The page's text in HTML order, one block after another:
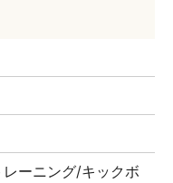
ーニング/キックボ